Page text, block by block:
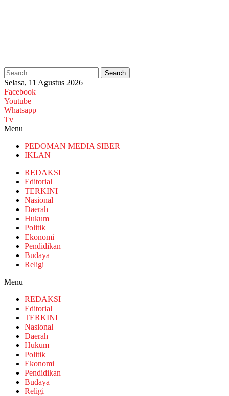
Search
Selasa, 11 Agustus 2026
Facebook
Youtube
Whatsapp
Tv
Menu
PEDOMAN MEDIA SIBER
IKLAN
REDAKSI
Editorial
TERKINI
Nasional
Daerah
Hukum
Politik
Ekonomi
Pendidikan
Budaya
Religi
Menu
REDAKSI
Editorial
TERKINI
Nasional
Daerah
Hukum
Politik
Ekonomi
Pendidikan
Budaya
Religi